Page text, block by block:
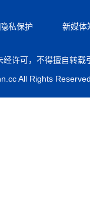
隐私保护 新媒体
许可，不得擅自转载
All Rights Reserved.